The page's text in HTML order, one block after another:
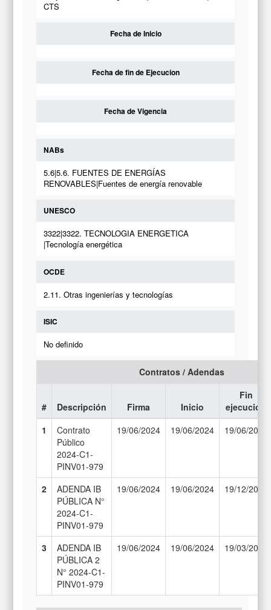
CTS
Fecha de Inicio
Fecha de fin de Ejecucion
Fecha de Vigencia
NABs
5.6|5.6. FUENTES DE ENERGÍAS
RENOVABLES|Fuentes de energía renovable
UNESCO
3322|3322. TECNOLOGIA ENERGETICA
|Tecnología energética
OCDE
2.11. Otras ingenierías y tecnologías
ISIC
No definido
Contratos / Adendas
# Descripción Firma Inicio
Fin
ejecución
1
Contrato
Público
2024-C1-
PINV01-979
19/06/2024 19/06/2024 19/06/2025
2
ADENDA IB
PÚBLICA N°
2024-C1-
PINV01-979
19/06/2024 19/06/2024 19/12/2025
3
ADENDA IB
PÚBLICA 2
N° 2024-C1-
PINV01-979
19/06/2024 19/06/2024 19/03/2026